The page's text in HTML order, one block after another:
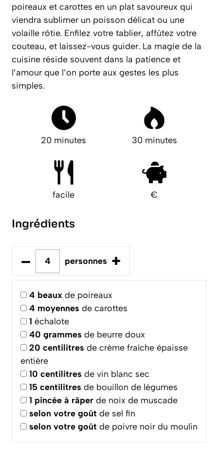
poireaux et carottes en un plat savoureux qui
viendra sublimer un poisson délicat ou une
volaille rôtie. Enfilez votre tablier, affûtez votre
couteau, et laissez-vous guider. La magie de la
cuisine réside souvent dans la patience et
l’amour que l’on porte aux gestes les plus
simples.
20 minutes 30 minutes
facile €
Ingrédients
– personnes +
4 beaux de poireaux
4 moyennes de carottes
1 échalote
40 grammes de beurre doux
20 centilitres de crème fraîche épaisse
entière
10 centilitres de vin blanc sec
15 centilitres de bouillon de légumes
1 pincée à râper de noix de muscade
selon votre goût de sel fin
selon votre goût de poivre noir du moulin